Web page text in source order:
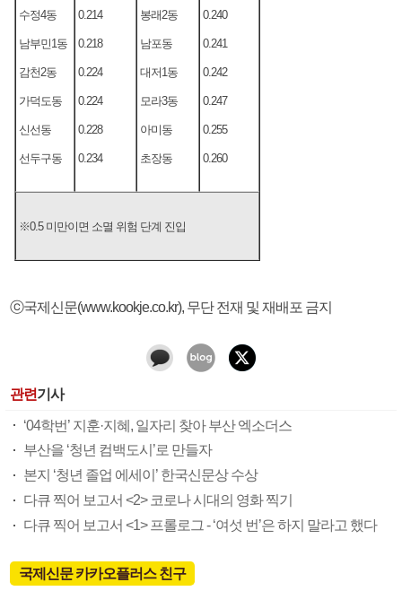
수정4동
남부민1동
감천2동
가덕도동
신선동
선두구동
0.214
0.218
0.224
0.224
0.228
0.234
봉래2동
남포동
대저1동
모라3동
아미동
초장동
0.240
0.241
0.242
0.247
0.255
0.260
※0.5 미만이면 소멸 위험 단계 진입
ⓒ국제신문(www.kookje.co.kr), 무단 전재 및 재배포 금지
관련기사
‘04학번’ 지훈·지혜, 일자리 찾아 부산 엑소더스
부산을 ‘청년 컴백도시’로 만들자
본지 ‘청년 졸업 에세이’ 한국신문상 수상
다큐 찍어 보고서 <2> 코로나 시대의 영화 찍기
다큐 찍어 보고서 <1> 프롤로그 - ‘여섯 번’은 하지 말라고 했다
국제신문 카카오플러스 친구